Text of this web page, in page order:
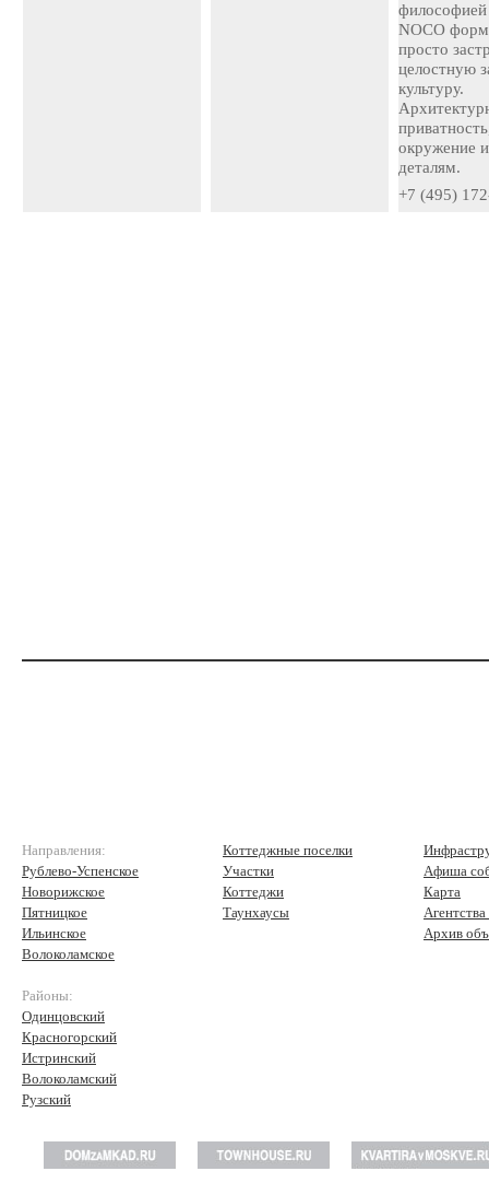
NOCO
просто
целостную
культуру.
окружение
деталям.
+7 (495)
Направления:
Рублево-Успенское
Новорижское
Пятницкое
Ильинское
Волоколамское
Районы:
Одинцовский
Красногорский
Истринский
Волоколамский
Рузский
Коттеджные поселки
Участки
Коттеджи
Таунхаусы
Афиша
Карта
Архив